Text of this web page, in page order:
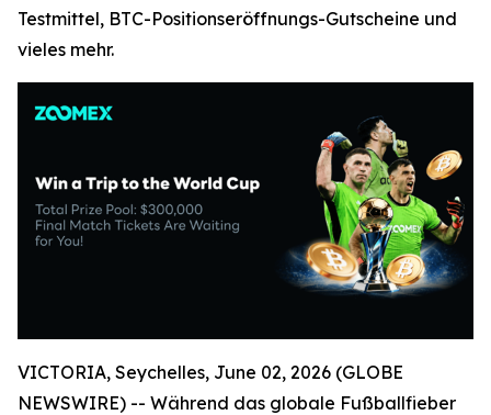
Testmittel, BTC-Positionseröffnungs-Gutscheine und
vieles mehr.
VICTORIA, Seychelles, June 02, 2026 (GLOBE
NEWSWIRE) -- Während das globale Fußballfieber